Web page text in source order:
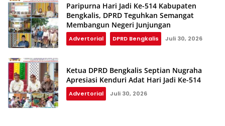
Paripurna Hari Jadi Ke-514 Kabupaten
Bengkalis, DPRD Teguhkan Semangat
Membangun Negeri Junjungan
Advertorial DPRD Bengkalis Juli 30, 2026
Ketua DPRD Bengkalis Septian Nugraha
Apresiasi Kenduri Adat Hari Jadi Ke-514
Advertorial Juli 30, 2026